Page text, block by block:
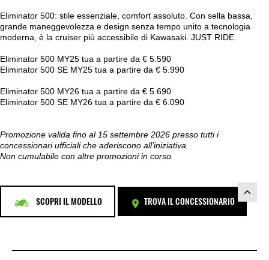
Eliminator 500: stile essenziale, comfort assoluto. Con sella bassa,
grande maneggevolezza e design senza tempo unito a tecnologia
moderna, è la cruiser più accessibile di Kawasaki. JUST RIDE.
Eliminator 500 MY25 tua a partire da € 5.590
Eliminator 500 SE MY25 tua a partire da € 5.990
Eliminator 500 MY26 tua a partire da € 5.690
Eliminator 500 SE MY26 tua a partire da € 6.090
Promozione valida fino al 15 settembre 2026 presso tutti i
concessionari ufficiali che aderiscono all’iniziativa.
Non cumulabile con altre promozioni in corso.
SCOPRI IL MODELLO TROVA IL CONCESSIONARIO